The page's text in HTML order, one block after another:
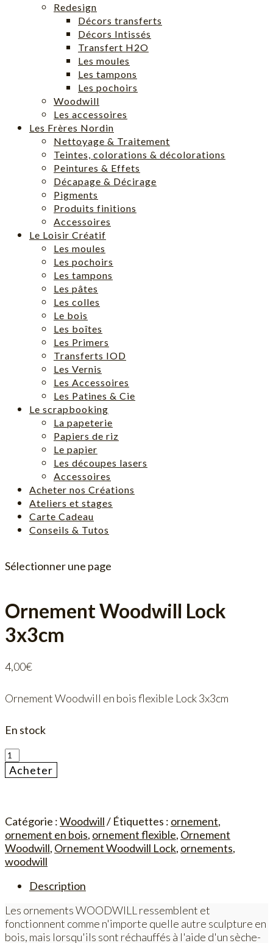
Redesign
Décors transferts
Décors Intissés
Transfert H2O
Les moules
Les tampons
Les pochoirs
Woodwill
Les accessoires
Les Frères Nordin
Nettoyage & Traitement
Teintes, colorations & décolorations
Peintures & Effets
Décapage & Décirage
Pigments
Produits finitions
Accessoires
Le Loisir Créatif
Les moules
Les pochoirs
Les tampons
Les pâtes
Les colles
Le bois
Les boîtes
Les Primers
Transferts IOD
Les Vernis
Les Accessoires
Les Patines & Cie
Le scrapbooking
La papeterie
Papiers de riz
Le papier
Les découpes lasers
Accessoires
Acheter nos Créations
Ateliers et stages
Carte Cadeau
Conseils & Tutos
Sélectionner une page
Ornement Woodwill Lock
3x3cm
4,00€
Ornement Woodwill en bois flexible Lock 3x3cm
En stock
quantité
de
Ornement
3x3cm
Acheter
Catégorie :Woodwill Étiquettes : ornement,
ornement en bois, ornement flexible, Ornement
Woodwill, Ornement Woodwill Lock, ornements,
woodwill
Description
Les ornements WOODWILL ressemblent et
fonctionnent comme n'importe quelle autre sculpture en
bois, mais lorsqu'ils sont réchauffés à l'aide d'un sèche-